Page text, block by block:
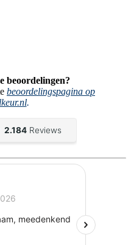
beoordelingen?
beoordelingspagina op
.